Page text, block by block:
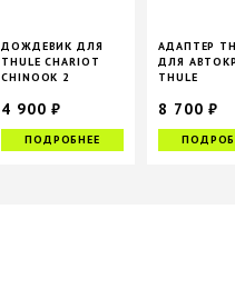
ДОЖДЕВИК ДЛЯ
THULE CHARIOT
CHINOOK 2
4 900 ₽
ПОДРОБНЕЕ
АДАПТЕР
ДЛЯ
THULE
8 700 ₽